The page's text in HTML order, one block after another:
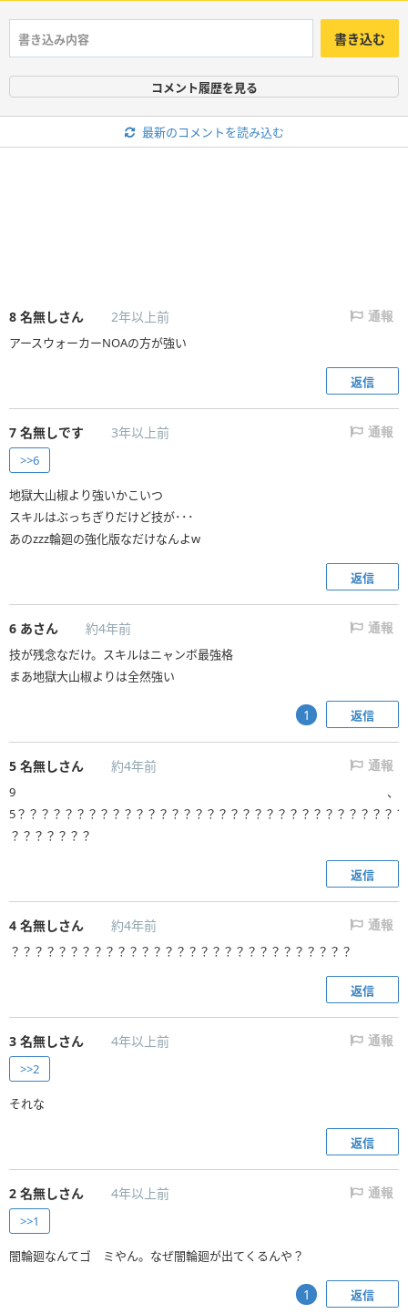
書き込む
コメント履歴を見る
最新のコメントを読み込む
8 名無しさん 2年以上前 通報
アースウォーカーNOAの方が強い
返信
7 名無しです 3年以上前 通報
>>6
地獄大山椒より強いかこいつ
スキルはぶっちぎりだけど技が･･･
あのzzz輪廻の強化版なだけなんよ‪w
返信
6 あさん 約4年前 通報
技が残念なだけ。スキルはニャンボ最強格
まあ地獄大山椒よりは全然強い
返信
1
5 名無しさん 約4年前 通報
9、
5？？？？？？？？？？？？？？？？？？？？？？？？？？？？？？？？
？？？？？？？
返信
4 名無しさん 約4年前 通報
？？？？？？？？？？？？？？？？？？？？？？？？？？？？？
返信
3 名無しさん 4年以上前 通報
>>2
それな
返信
2 名無しさん 4年以上前 通報
>>1
闇輪廻なんてゴ ミやん。なぜ闇輪廻が出てくるんや？
返信
1